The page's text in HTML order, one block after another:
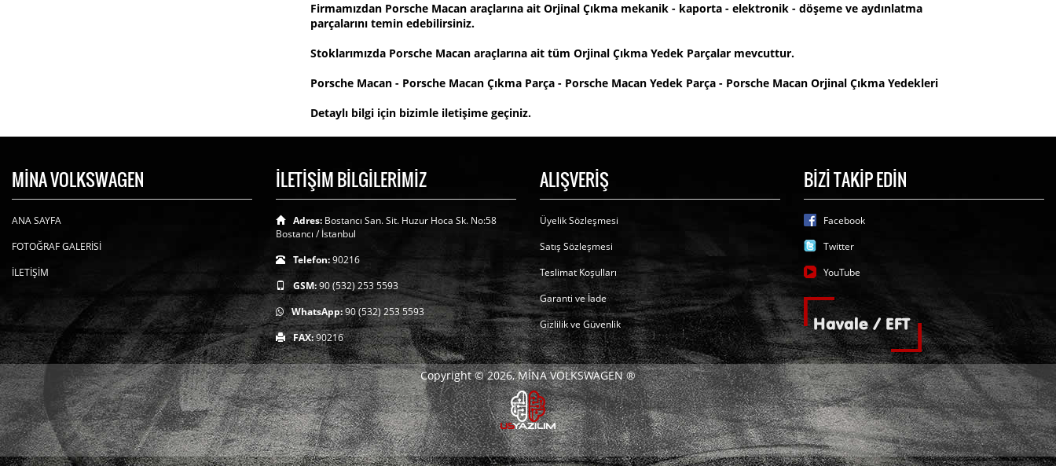
Firmamızdan Porsche Macan araçlarına ait Orjinal Çıkma mekanik - kaporta - elektronik - döşeme ve aydınlatma
parçalarını temin edebilirsiniz.
Stoklarımızda Porsche Macan araçlarına ait tüm Orjinal Çıkma Yedek Parçalar mevcuttur.
Porsche Macan - Porsche Macan Çıkma Parça - Porsche Macan Yedek Parça - Porsche Macan Orjinal Çıkma Yedekleri
Detaylı bilgi için bizimle iletişime geçiniz.
MİNA VOLKSWAGEN
ANA SAYFA
FOTOĞRAF GALERİSİ
İLETİŞİM
İLETİŞİM BİLGİLERİMİZ
Adres: Bostancı San. Sit. Huzur Hoca Sk. No:58
Bostancı / İstanbul
Telefon:90216
GSM:90 (532) 253 5593
WhatsApp:90 (532) 253 5593
FAX:90216
ALIŞVERİŞ
Üyelik Sözleşmesi
Satış Sözleşmesi
Teslimat Koşulları
Garanti ve İade
Gizlilik ve Güvenlik
BİZİ TAKİP EDİN
Facebook
Twitter
YouTube
Copyright © 2026, MİNA VOLKSWAGEN ®